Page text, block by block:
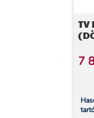
TV
7